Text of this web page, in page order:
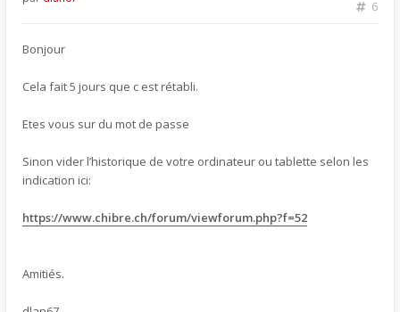
6
Bonjour
Cela fait 5 jours que c est rétabli.
Etes vous sur du mot de passe
Sinon vider l’historique de votre ordinateur ou tablette selon les
indication ici:
https://www.chibre.ch/forum/viewforum.php?f=52
Amitiés.